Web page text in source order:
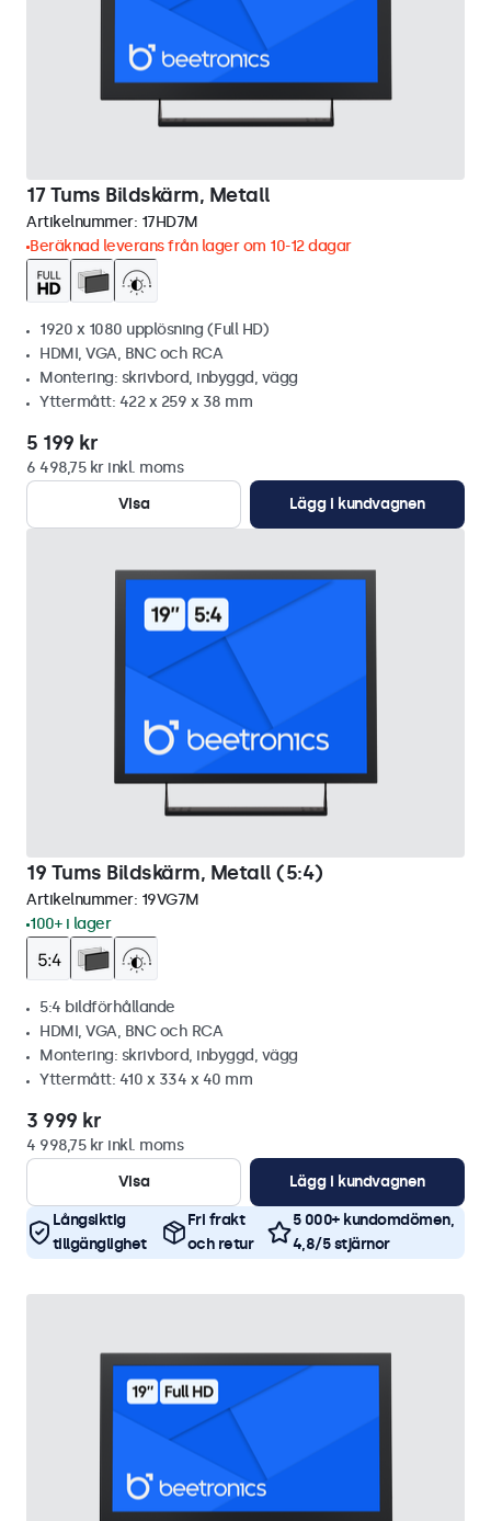
17 Tums Bildskärm, Metall
Artikelnummer: 17HD7M
Beräknad leverans från lager om 10-12 dagar
1920 x 1080 upplösning (Full HD)
HDMI, VGA, BNC och RCA
Montering: skrivbord, inbyggd, vägg
Yttermått: 422 x 259 x 38 mm
5 199 kr
6 498,75 kr inkl. moms
Visa
Lägg i kundvagnen
19 Tums Bildskärm, Metall (5:4)
Artikelnummer: 19VG7M
100+ i lager
5:4 bildförhållande
HDMI, VGA, BNC och RCA
Montering: skrivbord, inbyggd, vägg
Yttermått: 410 x 334 x 40 mm
3 999 kr
4 998,75 kr inkl. moms
Visa
Lägg i kundvagnen
Långsiktig
tillgänglighet
Fri frakt
och retur
5 000+ kundomdömen,
4,8/5 stjärnor